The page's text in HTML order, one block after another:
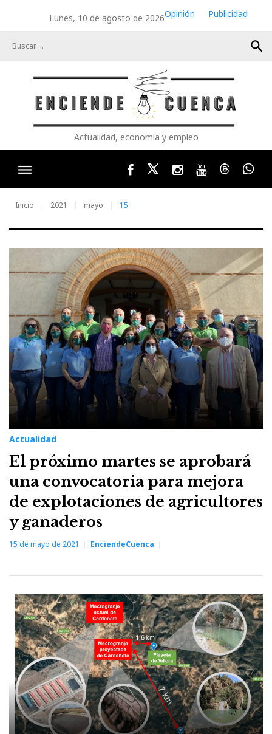
Lunes, 10 de agosto de 2026Opinión
Publicidad
search
Actualidad, economía y empleo
FacebookTwitterInstagram
YoutubeThreads
Inicio 2021 mayo 15
15
mayo
de
2021
Actualidad
El próximo martes se aprobará
una convocatoria para mejora
de explotaciones de agricultores
y ganaderos
15 de mayo de 2021 EnciendeCuenca